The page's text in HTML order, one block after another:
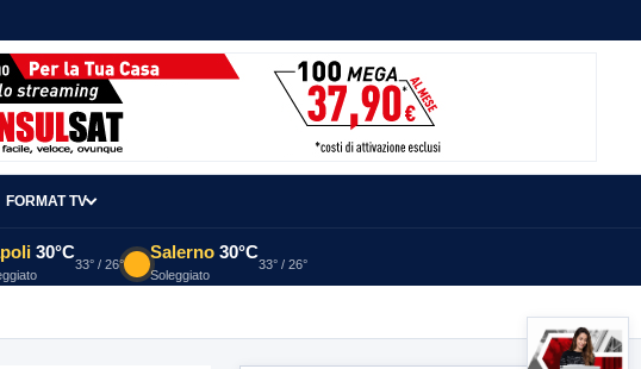
FORMAT TV
30°C
33° / 26°
Salerno 30°C
Soleggiato
33° / 26°